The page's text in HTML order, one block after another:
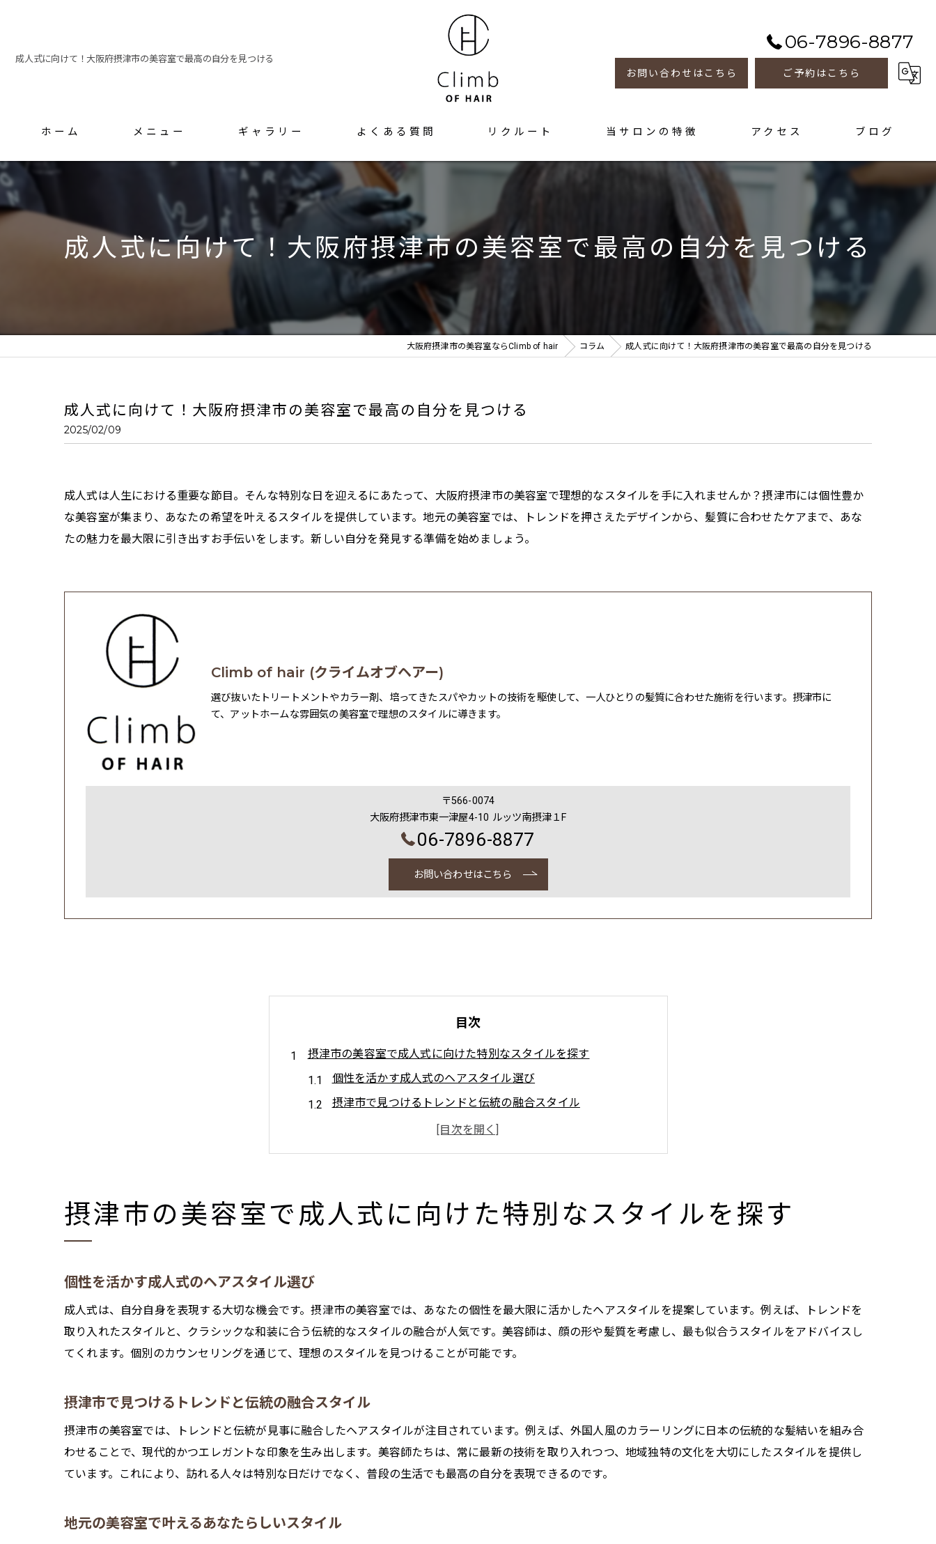
成人式に向けて！大阪府摂津市の美容室で最高の自分を見つける
06-7896-8877
お問い合わせはこちら ご予約はこちら
ホーム メニュー ギャラリー
スタッフ
よくある質問 リクルート 当サロンの特徴
カラー
アクセス ブログ
成人式に向けて！大阪府摂津市の美容室で最高の自分を見つける
大阪府摂津市の美容室ならClimb of hair コラム 成人式に向けて！大阪府摂津市の美容室で最高の自分を見つける
成人式に向けて！大阪府摂津市の美容室で最高の自分を見つける
2025/02/09
成人式は人生における重要な節目。そんな特別な日を迎えるにあたって、大阪府摂津市の美容室で理想的なスタイルを手に入れませんか？摂津市には個性豊か
な美容室が集まり、あなたの希望を叶えるスタイルを提供しています。地元の美容室では、トレンドを押さえたデザインから、髪質に合わせたケアまで、あな
たの魅力を最大限に引き出すお手伝いをします。新しい自分を発見する準備を始めましょう。
Climb of hair (クライムオブヘアー)
選び抜いたトリートメントやカラー剤、培ってきたスパやカットの技術を駆使して、一人ひとりの髪質に合わせた施術を行います。摂津市に
て、アットホームな雰囲気の美容室で理想のスタイルに導きます。
〒566-0074
大阪府摂津市東一津屋4-10 ルッツ南摂津１F
06-7896-8877
お問い合わせはこちら
目次
摂津市の美容室で成人式に向けた特別なスタイルを探す
個性を活かす成人式のヘアスタイル選び
摂津市で見つけるトレンドと伝統の融合スタイル
地元の美容室で叶えるあなたらしいスタイル
美容師と相談！理想のスタイルを引き出すヒント
摂津市の美容室で新たな自分を発見する
魅力を引き出す摂津市の美容室で理想のヘアスタイルを手に入れる
髪質に合わせたケアとスタイルの選択
成人式の準備は摂津市の美容室で新しい自分を見つける
摂津市の美容室での変身体験
成人式に向けて自信を持てるスタイル
スタイルチェンジで人生の新たな一歩を
摂津市の美容室で成人式に向けた特別なスタイルを探す
個性を活かす成人式のヘアスタイル選び
成人式は、自分自身を表現する大切な機会です。摂津市の美容室では、あなたの個性を最大限に活かしたヘアスタイルを提案しています。例えば、トレンドを
取り入れたスタイルと、クラシックな和装に合う伝統的なスタイルの融合が人気です。美容師は、顔の形や髪質を考慮し、最も似合うスタイルをアドバイスし
てくれます。個別のカウンセリングを通じて、理想のスタイルを見つけることが可能です。
摂津市で見つけるトレンドと伝統の融合スタイル
摂津市の美容室では、トレンドと伝統が見事に融合したヘアスタイルが注目されています。例えば、外国人風のカラーリングに日本の伝統的な髪結いを組み合
わせることで、現代的かつエレガントな印象を生み出します。美容師たちは、常に最新の技術を取り入れつつ、地域独特の文化を大切にしたスタイルを提供し
ています。これにより、訪れる人々は特別な日だけでなく、普段の生活でも最高の自分を表現できるのです。
地元の美容室で叶えるあなたらしいスタイル